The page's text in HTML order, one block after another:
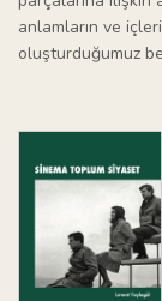
anlamların ve
oluşturduğumuz